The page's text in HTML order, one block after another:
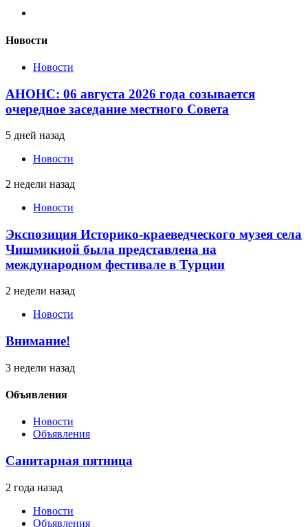
Новости
Новости
АНОНС: 06 августа 2026 года созывается
очередное заседание местного Совета
5 дней назад
Новости
2 недели назад
Новости
Экспозиция Историко-краеведческого музея села
Чишмикиой была представлена на
международном фестивале в Турции
2 недели назад
Новости
Внимание!
3 недели назад
Объявления
Новости
Объявления
Санитарная пятница
2 года назад
Новости
Объявления